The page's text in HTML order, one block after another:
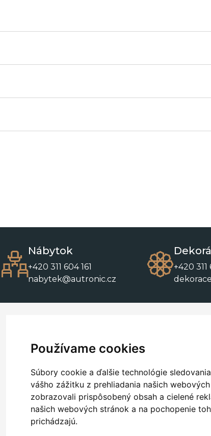
Používame cookies
Súbory cookie a ďalšie technológie
vášho zážitku z prehliadania našich
zobrazovali prispôsobený obsah a cielené
našich webových stránok a na pochopenie
prichádzajú.
Nábytok
+420 311 604 161
nabytek@autronic.cz
+420 311
Kontakty